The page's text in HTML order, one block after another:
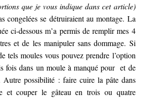
que je vous indique dans cet article)
congelées se détruiraient au montage. La
ci-dessous m’a permis de remplir mes 4
et de les manipuler sans dommage. Si
tels moules vous pouvez prendre l’option
fois dans un moule à manqué pour et de
Autre possibilité : faire cuire la pâte dans
et couper le gâteau en trois ou quatre